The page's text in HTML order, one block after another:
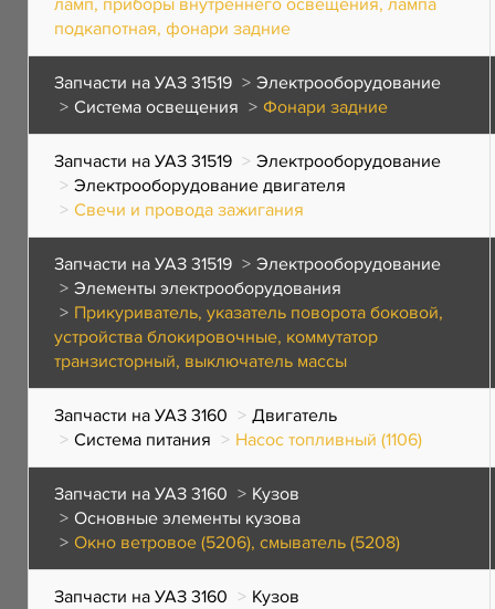
ламп, приборы внутреннего освещения, лампа
подкапотная, фонари задние
Запчасти на УАЗ 31519
Электрооборудование
Система освещения
Фонари задние
Запчасти на УАЗ 31519
Электрооборудование
Электрооборудование двигателя
Свечи и провода зажигания
Запчасти на УАЗ 31519
Электрооборудование
Элементы электрооборудования
Прикуриватель, указатель поворота боковой,
устройства блокировочные, коммутатор
транзисторный, выключатель массы
Запчасти на УАЗ 3160
Двигатель
Система питания
Насос топливный (1106)
Запчасти на УАЗ 3160
Кузов
Основные элементы кузова
Окно ветровое (5206), смыватель (5208)
Запчасти на УАЗ 3160
Кузов